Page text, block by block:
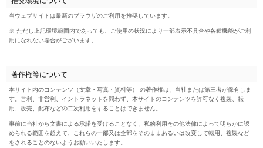
当ウェブサイトは最新のブラウザのご利用を推奨しています。
※ ただし上記環境範囲内であっても、ご使用の状況により一部表示不具合や各種機能がご利
用になれない場合がございます。
著作権等について
本サイト内のコンテンツ（文章・写真・資料等） の著作権は、当社または第三者が保有しま
す。営利、非営利、イントラネットを問わず、本サイトのコンテンツを許可なく複製、転
用、販売、配布などの二次利用をすることはできません。
事前に当社から文書による承諾を受けることなく、私的利用その他法律によって明らかに認
められる範囲を超えて、これらの一部又は全部をそのままあるいは改変して転用、複製など
をされることのないようお願いいたします。